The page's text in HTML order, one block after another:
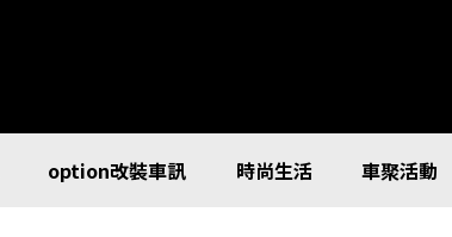
option改裝車訊 時尚生活 車聚活動